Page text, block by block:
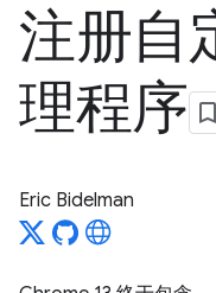
注册自
理程序
Eric Bidelman